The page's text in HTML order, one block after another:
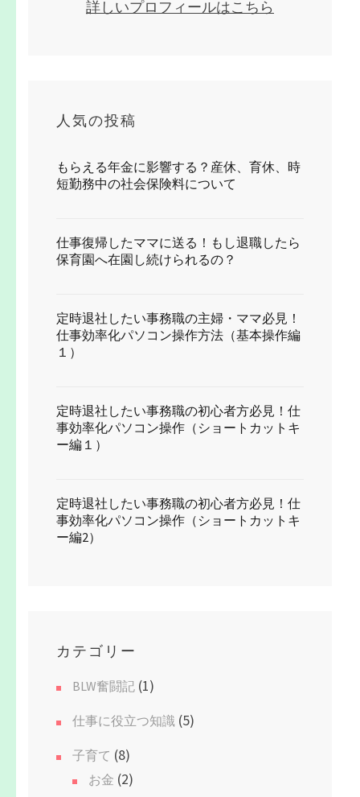
詳しいプロフィールはこちら
人気の投稿
もらえる年金に影響する？産休、育休、時
短勤務中の社会保険料について
仕事復帰したママに送る！もし退職したら
保育園へ在園し続けられるの？
定時退社したい事務職の主婦・ママ必見！
仕事効率化パソコン操作方法（基本操作編
１）
定時退社したい事務職の初心者方必見！仕
事効率化パソコン操作（ショートカットキ
ー編１）
定時退社したい事務職の初心者方必見！仕
事効率化パソコン操作（ショートカットキ
ー編2）
カテゴリー
BLW奮闘記 (1)
仕事に役立つ知識 (5)
子育て (8)
お金 (2)